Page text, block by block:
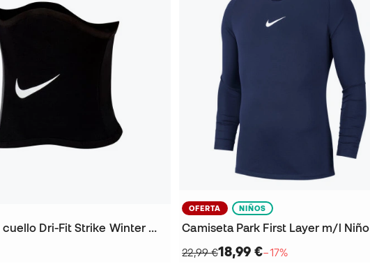
Braga de cuello Dri-Fit Strike Winter Warrior
OFERTA NIÑOS
Camiseta Park First Layer m/l Niño
22,99 €18,99 €−17%